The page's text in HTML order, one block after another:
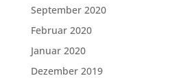
September 2020
Februar 2020
Januar 2020
Dezember 2019